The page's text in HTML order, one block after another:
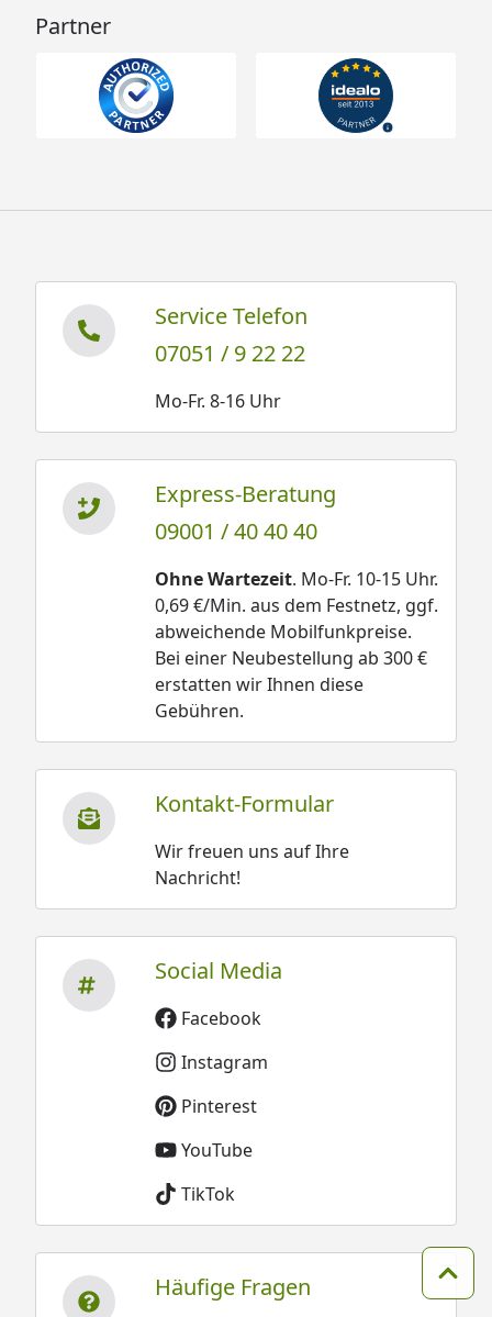
Partner
Service Telefon
07051 / 9 22 22
Mo-Fr. 8-16 Uhr
Express-Beratung
09001 / 40 40 40
Ohne Wartezeit. Mo-Fr. 10-15 Uhr.
0,69 €/Min. aus dem Festnetz, ggf.
abweichende Mobilfunkpreise.
Bei einer Neubestellung ab 300 €
erstatten wir Ihnen diese
Gebühren.
Kontakt-Formular
Wir freuen uns auf Ihre
Nachricht!
Social Media
Facebook
Instagram
Pinterest
YouTube
TikTok
Häufige Fragen